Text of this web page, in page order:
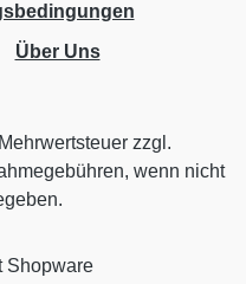
Über Uns
zzgl.
wenn nicht
Shopware